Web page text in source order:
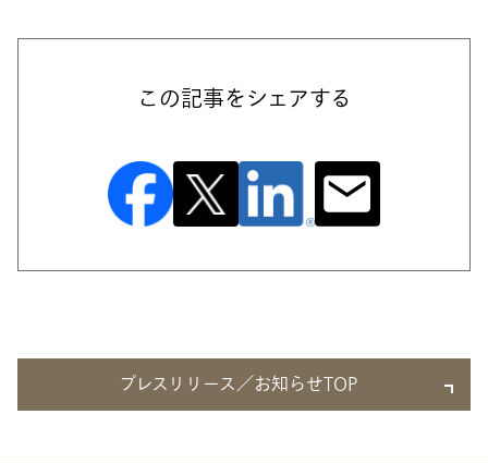
この記事をシェアする
プレスリリース／お知らせTOP